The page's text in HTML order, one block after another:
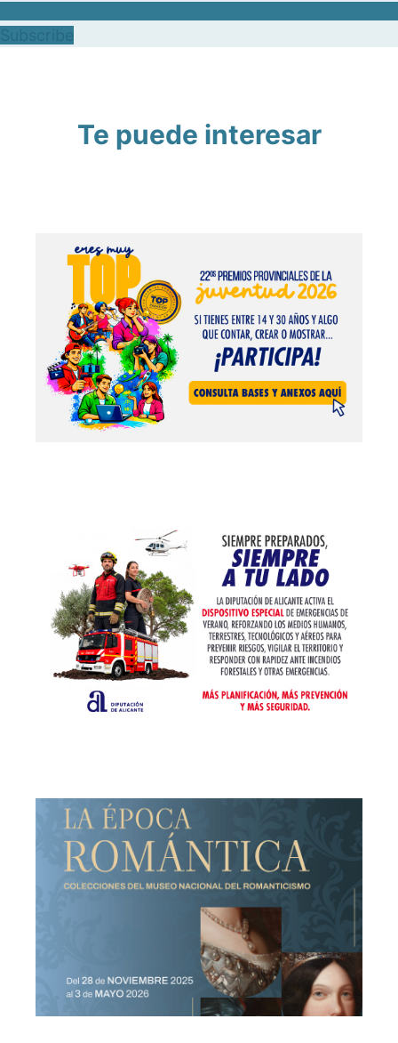
Te puede interesar